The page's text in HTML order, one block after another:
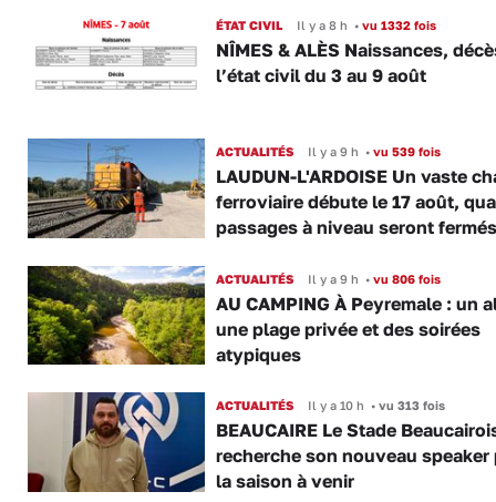
ÉTAT CIVIL Il y a 8 h •vu 1332 fois
NÎMES & ALÈS Naissances,
l’état civil du 3 au 9 août
ACTUALITÉS Il y a 9 h •vu 539 fois
LAUDUN-L'ARDOISE Un vaste
ferroviaire débute le 17 août,
passages à niveau seront fermés
ACTUALITÉS Il y a 9 h •vu 806 fois
AU CAMPING À Peyremale : un
une plage privée et des soirées
atypiques
ACTUALITÉS Il y a 10 h •vu 313 fois
BEAUCAIRE Le Stade
recherche son nouveau speaker
la saison à venir